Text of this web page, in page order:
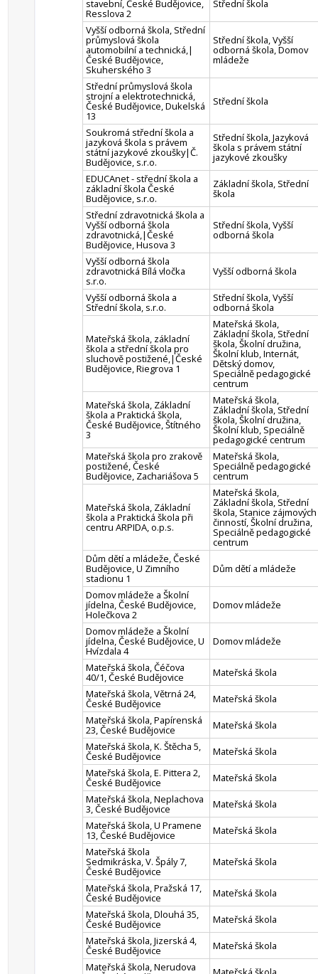
stavební, České Budějovice,
Resslova 2
Střední škola
Vyšší odborná škola, Střední
průmyslová škola
automobilní a technická,|
České Budějovice,
Skuherského 3
Střední škola, Vyšší
odborná škola, Domov
mládeže
Střední průmyslová škola
strojní a elektrotechnická,
České Budějovice, Dukelská
13
Střední škola
Soukromá střední škola a
jazyková škola s právem
státní jazykové zkoušky|Č.
Budějovice, s.r.o.
Střední škola, Jazyková
škola s právem státní
jazykové zkoušky
EDUCAnet - střední škola a
základní škola České
Budějovice, s.r.o.
Základní škola, Střední
škola
Střední zdravotnická škola a
Vyšší odborná škola
zdravotnická,|České
Budějovice, Husova 3
Střední škola, Vyšší
odborná škola
Vyšší odborná škola
zdravotnická Bílá vločka
s.r.o.
Vyšší odborná škola
Vyšší odborná škola a
Střední škola, s.r.o.
Střední škola, Vyšší
odborná škola
Mateřská škola, základní
škola a střední škola pro
sluchově postižené,|České
Budějovice, Riegrova 1
Mateřská škola,
Základní škola, Střední
škola, Školní družina,
Školní klub, Internát,
Dětský domov,
Speciálně pedagogické
centrum
Mateřská škola, Základní
škola a Praktická škola,
České Budějovice, Štítného
3
Mateřská škola,
Základní škola, Střední
škola, Školní družina,
Školní klub, Speciálně
pedagogické centrum
Mateřská škola pro zrakově
postižené, České
Budějovice, Zachariášova 5
Mateřská škola,
Speciálně pedagogické
centrum
Mateřská škola, Základní
škola a Praktická škola při
centru ARPIDA, o.p.s.
Mateřská škola,
Základní škola, Střední
škola, Stanice zájmových
činností, Školní družina,
Speciálně pedagogické
centrum
Dům dětí a mládeže, České
Budějovice, U Zimního
stadionu 1
Dům dětí a mládeže
Domov mládeže a Školní
jídelna, České Budějovice,
Holečkova 2
Domov mládeže
Domov mládeže a Školní
jídelna, České Budějovice, U
Hvízdala 4
Domov mládeže
Mateřská škola, Čéčova
40/1, České Budějovice
Mateřská škola
Mateřská škola, Větrná 24,
České Budějovice
Mateřská škola
Mateřská škola, Papírenská
23, České Budějovice
Mateřská škola
Mateřská škola, K. Štěcha 5,
České Budějovice
Mateřská škola
Mateřská škola, E. Pittera 2,
České Budějovice
Mateřská škola
Mateřská škola, Neplachova
3, České Budějovice
Mateřská škola
Mateřská škola, U Pramene
13, České Budějovice
Mateřská škola
Mateřská škola
Sedmikráska, V. Špály 7,
České Budějovice
Mateřská škola
Mateřská škola, Pražská 17,
České Budějovice
Mateřská škola
Mateřská škola, Dlouhá 35,
České Budějovice
Mateřská škola
Mateřská škola, Jizerská 4,
České Budějovice
Mateřská škola
Mateřská škola, Nerudova